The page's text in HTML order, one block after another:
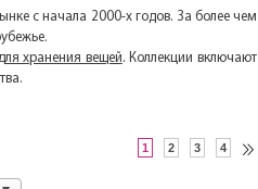
с начала 2000-х годов. За более чем
хранения вещей. Коллекции включают
1 2 3 4